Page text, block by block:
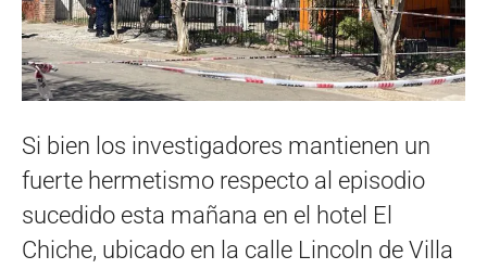
Si bien los investigadores mantienen un
fuerte hermetismo respecto al episodio
sucedido esta mañana en el hotel El
Chiche, ubicado en la calle Lincoln de Villa